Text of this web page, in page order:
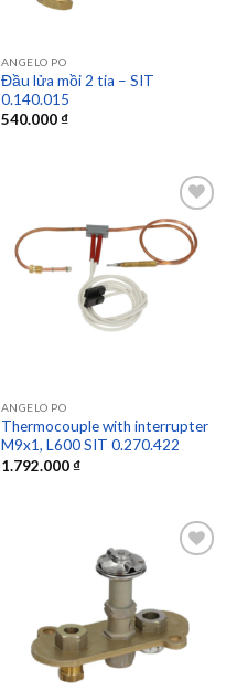
ANGELO PO
Đầu lửa mồi 2 tia – SIT
0.140.015
540.000₫
Add to
ANGELO PO
Thermocouple with interrupter
M9x1, L600 SIT 0.270.422
1.792.000₫
Add to
wishlist